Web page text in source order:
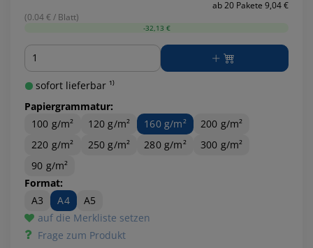
ab 20 Pakete 9,04 €
(0.04 € / Blatt)
-32,13 €
Menge
sofort lieferbar ¹⁾
Papiergrammatur:
100 g/m²
120 g/m² 160 g/m²
200 g/m²
220 g/m²
250 g/m² 280 g/m²
300 g/m²
90 g/m²
Format:
A3
A4
A5
auf die Merkliste setzen
Frage zum Produkt